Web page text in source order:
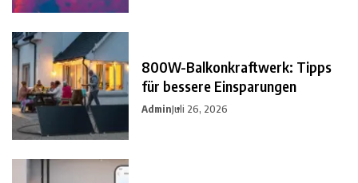
800W-Balkonkraftwerk: Tipps
für bessere Einsparungen
AdminJuli 26, 2026